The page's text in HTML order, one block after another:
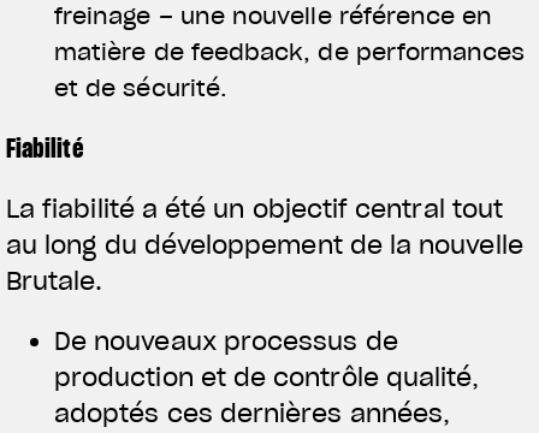
freinage – une nouvelle référence en
matière de feedback, de performances
et de sécurité.
Fiabilité
La fiabilité a été un objectif central tout
au long du développement de la nouvelle
Brutale.
De nouveaux processus de
production et de contrôle qualité,
adoptés ces dernières années,